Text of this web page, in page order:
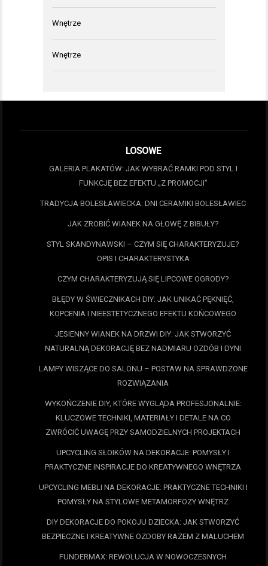
Wnętrze
Wnętrze
LOSOWE
GALERIA PLAKATÓW: JAK WYBRAĆ RAMKI POD STYL I
FUNKCJĘ BEZ EFEKTU „Z PROMOCJI”
TRADYCJA BOLESŁAWIECKA: DNI CERAMIKI BOLESŁAWIEC
JAK ZROBIĆ WIANEK NA GŁOWĘ Z BIBUŁY?
STYL SKANDYNAWSKI – CZYM SIĘ CHARAKTERYZUJE?
OPIS I CHARAKTERYSTYKA
CZYM CHARAKTERYZUJĄ SIĘ LIPCOWE OGRODY?
BŁĘDY W ŚWIECZNIKACH DIY: JAK UNIKAĆ PĘKNIĘĆ,
KOPCENIA I NIEESTETYCZNEGO EFEKTU KOŃCOWEGO
JESIENNY WIANEK NA DRZWI DIY: JAK STWORZYĆ
NATURALNĄ DEKORACJĘ BEZ NADMIARU OZDÓB I DYNI
LAMPY WISZĄCE DO SALONU – POSTAW NA SPRAWDZONE
ROZWIĄZANIA
WYKOŃCZENIE DIY, KTÓRE WYGLĄDA PROFESJONALNIE:
KLUCZOWE TECHNIKI, MATERIAŁY I DETALE NA CO
ZWRÓCIĆ UWAGĘ PRZY SAMODZIELNYCH PROJEKTACH
UPCYCLING SŁOIKÓW NA DEKORACJE: POMYSŁY I
PRAKTYCZNE INSPIRACJE DO KREATYWNEGO WNĘTRZA
UPCYCLING MEBLI NA DEKORACJE: PRAKTYCZNE TECHNIKI I
POMYSŁY NA STYLOWE METAMORFOZY WNĘTRZ
DIY DEKORACJE DO POKOJU DZIECKA: JAK STWORZYĆ
BEZPIECZNE I KREATYWNE OZDOBY RAZEM Z MALUCHEM
FUNDERMAX: REWOLUCJA W NOWOCZESNYCH